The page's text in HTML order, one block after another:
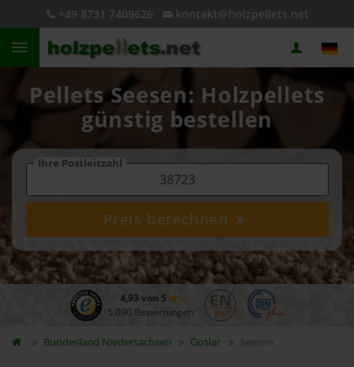
+49 8731 7409626 kontakt@holzpellets.net
Pellets Seesen: Holzpellets
günstig bestellen
Ihre Postleitzahl
Preis berechnen
4,93 von 5
5.090 Bewertungen
Bundesland Niedersachsen Goslar Seesen